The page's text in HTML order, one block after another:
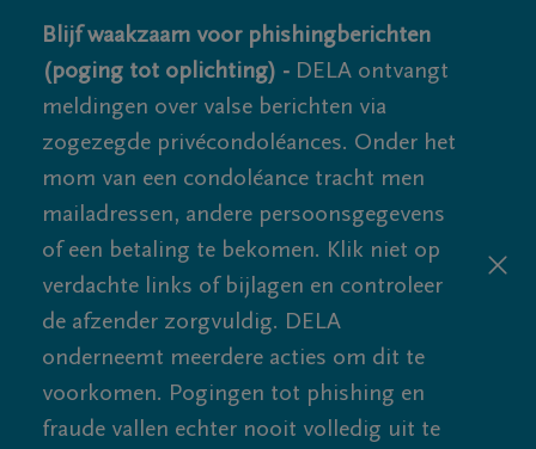
Blijf waakzaam voor phishingberichten
(poging tot oplichting) - DELA ontvangt
meldingen over valse berichten via
zogezegde privécondoléances. Onder het
mom van een condoléance tracht men
mailadressen, andere persoonsgegevens
of een betaling te bekomen. Klik niet op
verdachte links of bijlagen en controleer
de afzender zorgvuldig. DELA
onderneemt meerdere acties om dit te
voorkomen. Pogingen tot phishing en
fraude vallen echter nooit volledig uit te